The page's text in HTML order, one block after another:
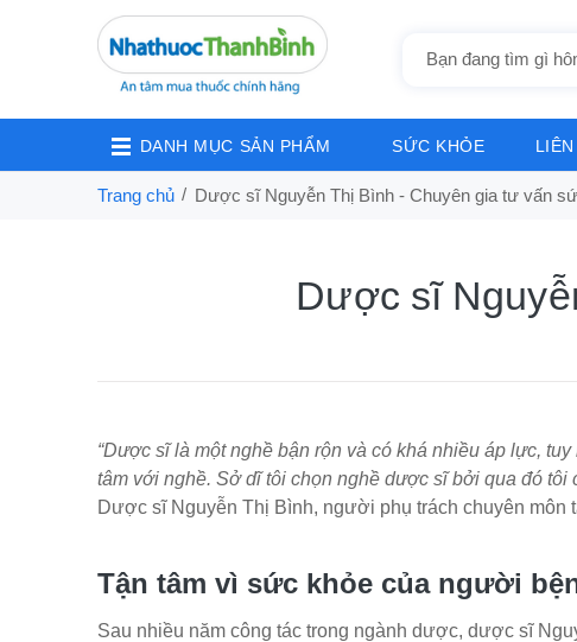
DANH MỤC SẢN PHẨM SỨC KHỎE
Trang chủ Dược sĩ Nguyễn Thị Bình - Chuyên gia tư vấn
Dược sĩ
“Dược sĩ là một nghề bận rộn và có khá nhiều áp lực,
tâm với nghề. Sở dĩ tôi chọn nghề dược sĩ bởi qua đó
Dược sĩ Nguyễn Thị Bình, người phụ trách chuyên môn
Tận tâm vì sức khỏe của người
Sau nhiều năm công tác trong ngành dược, dược sĩ